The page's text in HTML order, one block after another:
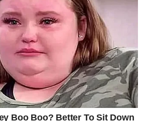
– ponekad je hrabrost priznati
– Iznenadna bliskost
sopstvenim emocijama.
brže nego što si očekivao. Ako si u
fazu razumevanja. Ako si
zaljubiti u nekoga potpuno